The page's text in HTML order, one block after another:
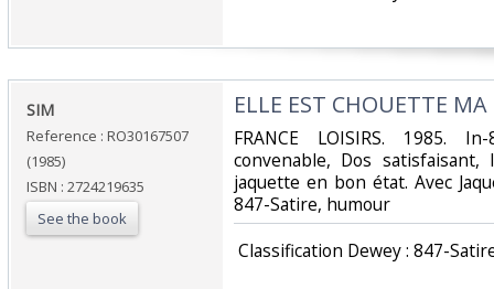
‎SIM‎
Reference : RO30167507
(1985)
ISBN : 2724219635
See the book
‎ELLE EST CHOUETTE
‎FRANCE LOISIRS. 1985.
convenable, Dos
jaquette en bon état. Avec
847-Satire, humour‎
Classification Dewey : 847-